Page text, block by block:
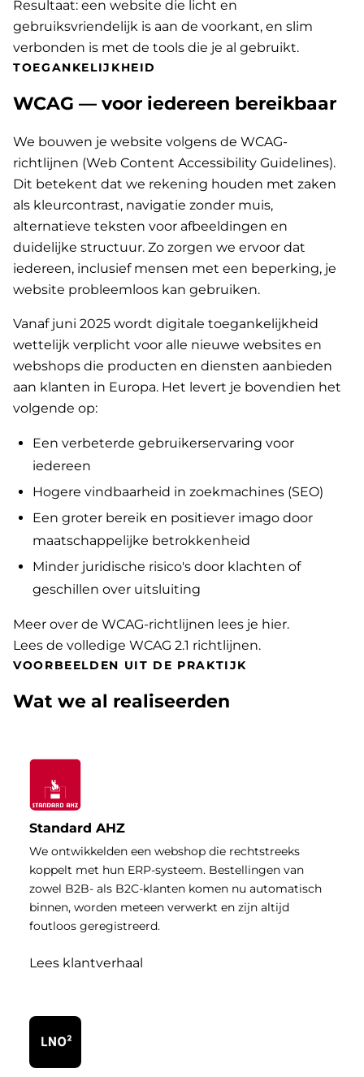
Resultaat: een website die licht en
gebruiksvriendelijk is aan de voorkant, en slim
verbonden is met de tools die je al gebruikt.
TOEGANKELIJKHEID
WCAG — voor iedereen bereikbaar
We bouwen je website volgens de WCAG-
richtlijnen (Web Content Accessibility Guidelines).
Dit betekent dat we rekening houden met zaken
als kleurcontrast, navigatie zonder muis,
alternatieve teksten voor afbeeldingen en
duidelijke structuur. Zo zorgen we ervoor dat
iedereen, inclusief mensen met een beperking, je
website probleemloos kan gebruiken.
Vanaf juni 2025 wordt digitale toegankelijkheid
wettelijk verplicht voor alle nieuwe websites en
webshops die producten en diensten aanbieden
aan klanten in Europa. Het levert je bovendien het
volgende op:
Een verbeterde gebruikerservaring voor
iedereen
Hogere vindbaarheid in zoekmachines (SEO)
Een groter bereik en positiever imago door
maatschappelijke betrokkenheid
Minder juridische risico's door klachten of
geschillen over uitsluiting
Meer over de WCAG-richtlijnen lees je hier.
Lees de volledige WCAG 2.1 richtlijnen.
VOORBEELDEN UIT DE PRAKTIJK
Wat we al realiseerden
Standard AHZ
We ontwikkelden een webshop die rechtstreeks
koppelt met hun ERP-systeem. Bestellingen van
zowel B2B- als B2C-klanten komen nu automatisch
binnen, worden meteen verwerkt en zijn altijd
foutloos geregistreerd.
Lees klantverhaal